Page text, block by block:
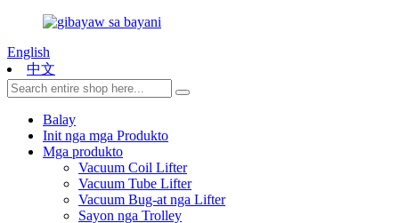
English
中文
Balay
Init nga mga Produkto
Mga produkto
Vacuum Coil Lifter
Vacuum Tube Lifter
Vacuum Bug-at nga Lifter
Sayon nga Trolley